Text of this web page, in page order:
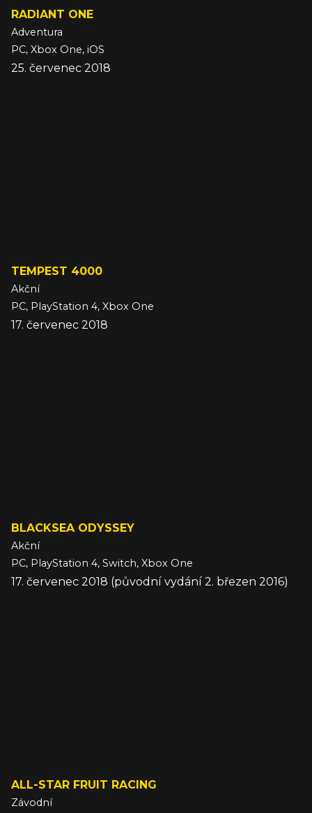
RADIANT ONE
Adventura
PC, Xbox One, iOS
25. červenec 2018
TEMPEST 4000
Akční
PC, PlayStation 4, Xbox One
17. červenec 2018
BLACKSEA ODYSSEY
Akční
PC, PlayStation 4, Switch, Xbox One
17. červenec 2018 (původní vydání 2. březen 2016)
ALL-STAR FRUIT RACING
Závodní